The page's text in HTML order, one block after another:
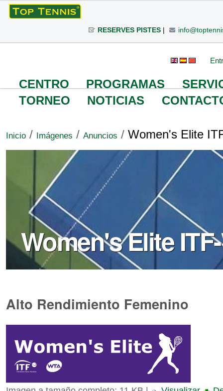
Cambiar
|
RESERVES PISTES|
CENTRO PROGRAMAS
TORNEO
NOTICIAS
Inicio / Imágenes / Anuncios / Women's Elite
Women's Elite
Alto Rendimiento Femenino